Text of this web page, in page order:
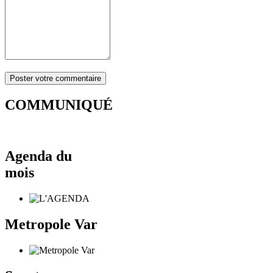
COMMUNIQUÉ
Agenda du
mois
Metropole Var